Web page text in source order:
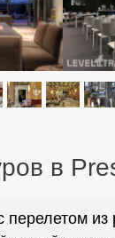
перелетом из
онлайн по